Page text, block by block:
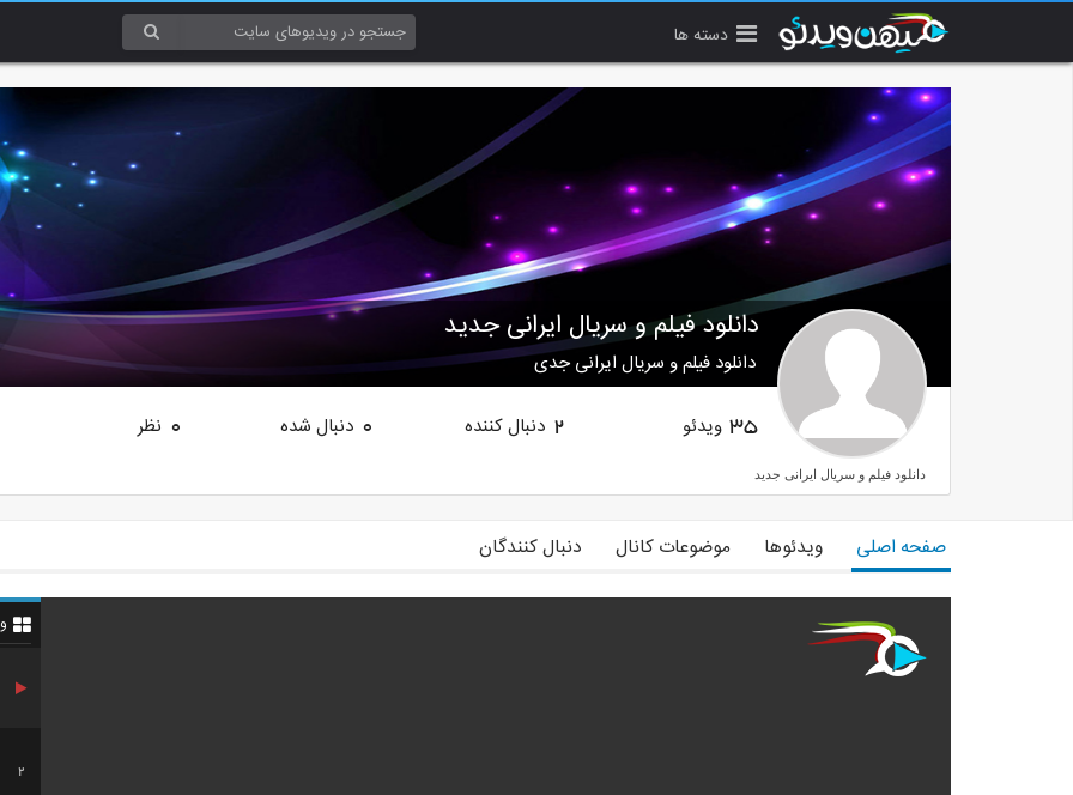
دسته ها
دانلود فیلم و سریال ایرانی جدید
دانلود فیلم و سریال ایرانی جدی
35 ویدئو 2 دنبال کننده 0 دنبال شده 0 نظر
دانلود فیلم و سریال ایرانی جدید
صفحه اصلی ویدئوها موضوعات کانال دنبال کنندگان
2